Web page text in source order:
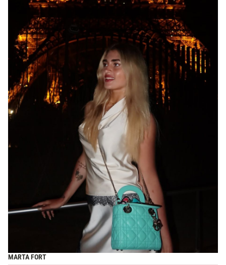
MARTA FORT